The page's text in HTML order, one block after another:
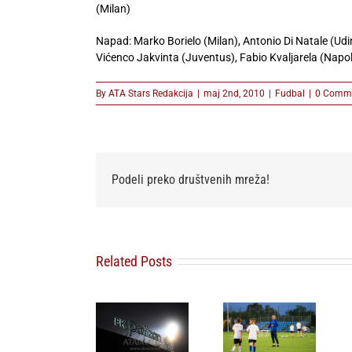
(Milan)
Napad: Marko Borielo (Milan), Antonio Di Natale
Vićenco Jakvinta (Juventus), Fabio Kvaljarela
By ATA Stars Redakcija | maj 2nd, 2010 | Fudbal | 0
Podeli preko društvenih mreža!
Related Posts
sport u
Beogradu
dobija novu
energiju:
podršku
Djaniju
Infantinu za